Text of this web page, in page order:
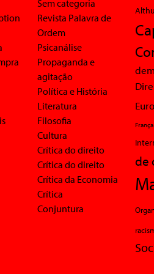
Sem categoria
Revista Palavra de
Ordem
Psicanálise
Propaganda e
agitação
Política e História
Literatura
Filosofia
Cultura
Crítica do direito
Crítica do direito
Crítica da Economia
Crítica
Conjuntura
França
de